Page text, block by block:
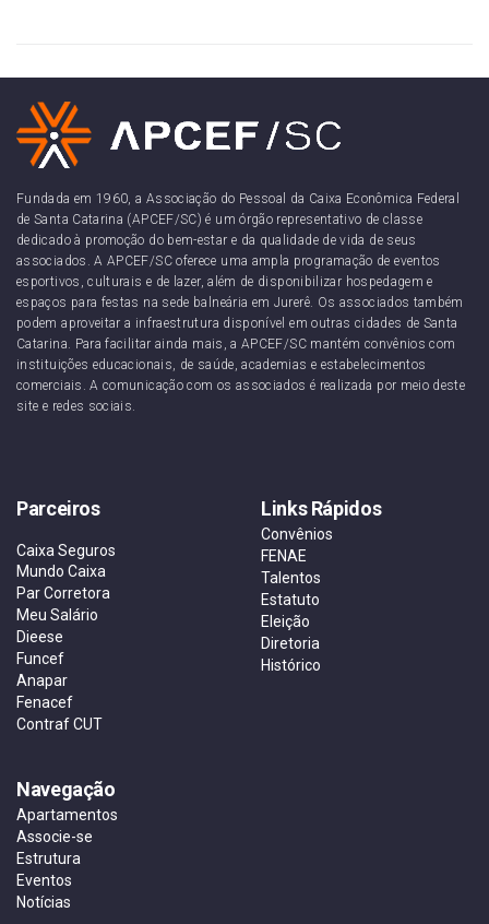
Fundada em 1960, a Associação do Pessoal da Caixa Econômica Federal
de Santa Catarina (APCEF/SC) é um órgão representativo de classe
dedicado à promoção do bem-estar e da qualidade de vida de seus
associados. A APCEF/SC oferece uma ampla programação de eventos
esportivos, culturais e de lazer, além de disponibilizar hospedagem e
espaços para festas na sede balneária em Jurerê. Os associados também
podem aproveitar a infraestrutura disponível em outras cidades de Santa
Catarina. Para facilitar ainda mais, a APCEF/SC mantém convênios com
instituições educacionais, de saúde, academias e estabelecimentos
comerciais. A comunicação com os associados é realizada por meio deste
site e redes sociais.
Parceiros
Caixa Seguros
Mundo Caixa
Par Corretora
Meu Salário
Dieese
Funcef
Anapar
Fenacef
Contraf CUT
Links Rápidos
Convênios
FENAE
Talentos
Estatuto
Eleição
Diretoria
Histórico
Navegação
Apartamentos
Associe-se
Estrutura
Eventos
Notícias